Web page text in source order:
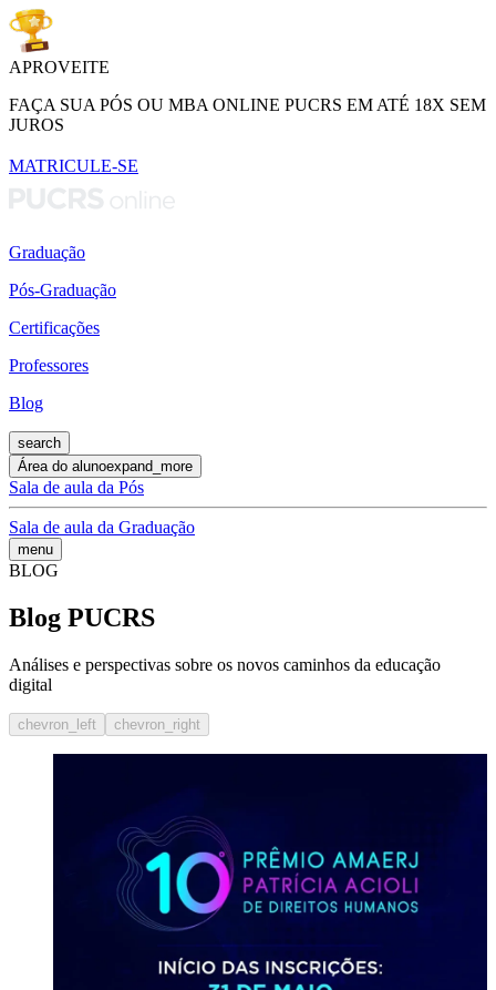
APROVEITE
FAÇA SUA PÓS OU MBA ONLINE PUCRS EM ATÉ 18X SEM
JUROS
MATRICULE-SE
Graduação
Pós-Graduação
Certificações
Professores
Blog
search
Área do alunoexpand_more
Sala de aula da Pós
Sala de aula da Graduação
menu
BLOG
Blog PUCRS
Análises e perspectivas sobre os novos caminhos da educação
digital
chevron_left chevron_right